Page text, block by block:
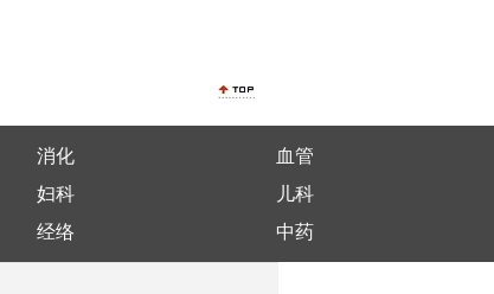
消化
血管
妇科
儿科
经络 中药